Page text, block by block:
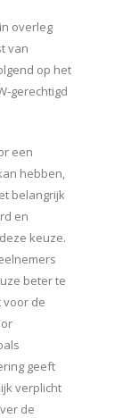
overleg
van
op het
gerechtigd
een
hebben,
belangrijk
en
keuze.
beter te
voor de
geeft
verplicht
de